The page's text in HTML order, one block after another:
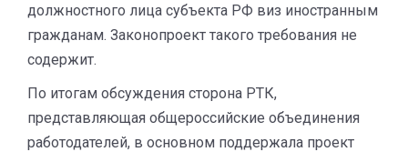
должностного лица субъекта РФ виз иностранным
гражданам. Законопроект такого требования не
содержит.
По итогам обсуждения сторона РТК,
представляющая общероссийские объединения
работодателей, в основном поддержала проект